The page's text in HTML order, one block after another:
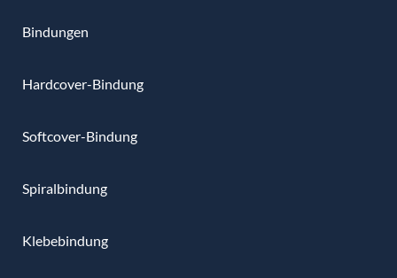
Bindungen
Hardcover-Bindung
Softcover-Bindung
Spiralbindung
Klebebindung